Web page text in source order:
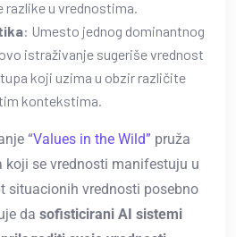
u vrednostima.
: Umesto jednog dominantnog
istraživanje sugeriše vrednost
koji uzima u obzir različite
kontekstima.
“Values in the Wild” pruža
koji se vrednosti manifestuju u
situacionih vrednosti posebno
da sofisticirani AI sistemi